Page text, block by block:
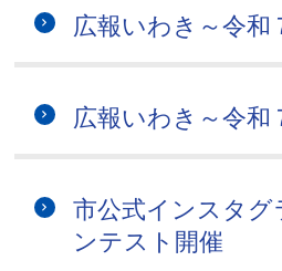
広報いわき～令和
広報いわき～令和
市公式インスタ
ンテスト開催